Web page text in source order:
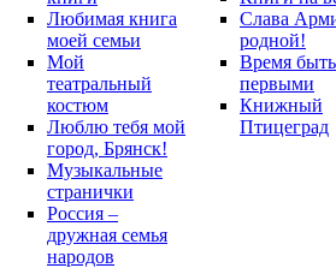
Любимая книга
моей семьи
Мой
театральный
костюм
Люблю тебя мой
город, Брянск!
Музыкальные
странички
Россия –
дружная семья
народов
Слава
родной!
Время быть
первыми
Книжный
Птицеград